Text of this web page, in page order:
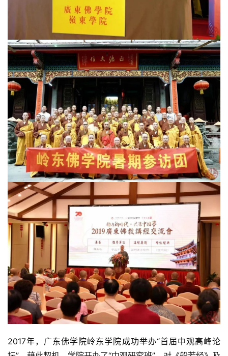
2017年，广东佛学院岭东学院成功举办“首届中观高峰论